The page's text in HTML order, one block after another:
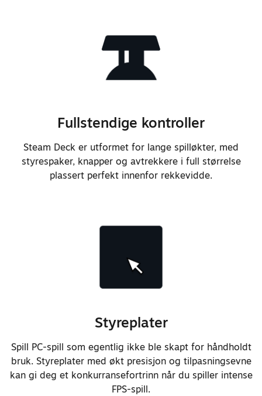
Bluetooth-kontrollere.
innebygd mikrofon samtidig med
inngangen for hodetelefoner.
Justerte materialet til
med fremsiden på dekselet og for
Forbedret påliteligheten til
styrespakens
berøringsregistrering.
Fullstendige kontroller
Steam Deck er utformet for lange spilløkter, med
styrespaker, knapper og avtrekkere i full størrelse
plassert perfekt innenfor rekkevidde.
Styreplater
Spill PC-spill som egentlig ikke ble skapt for håndholdt
bruk. Styreplater med økt presisjon og tilpasningsevne
kan gi deg et konkurransefortrinn når du spiller intense
FPS-spill.